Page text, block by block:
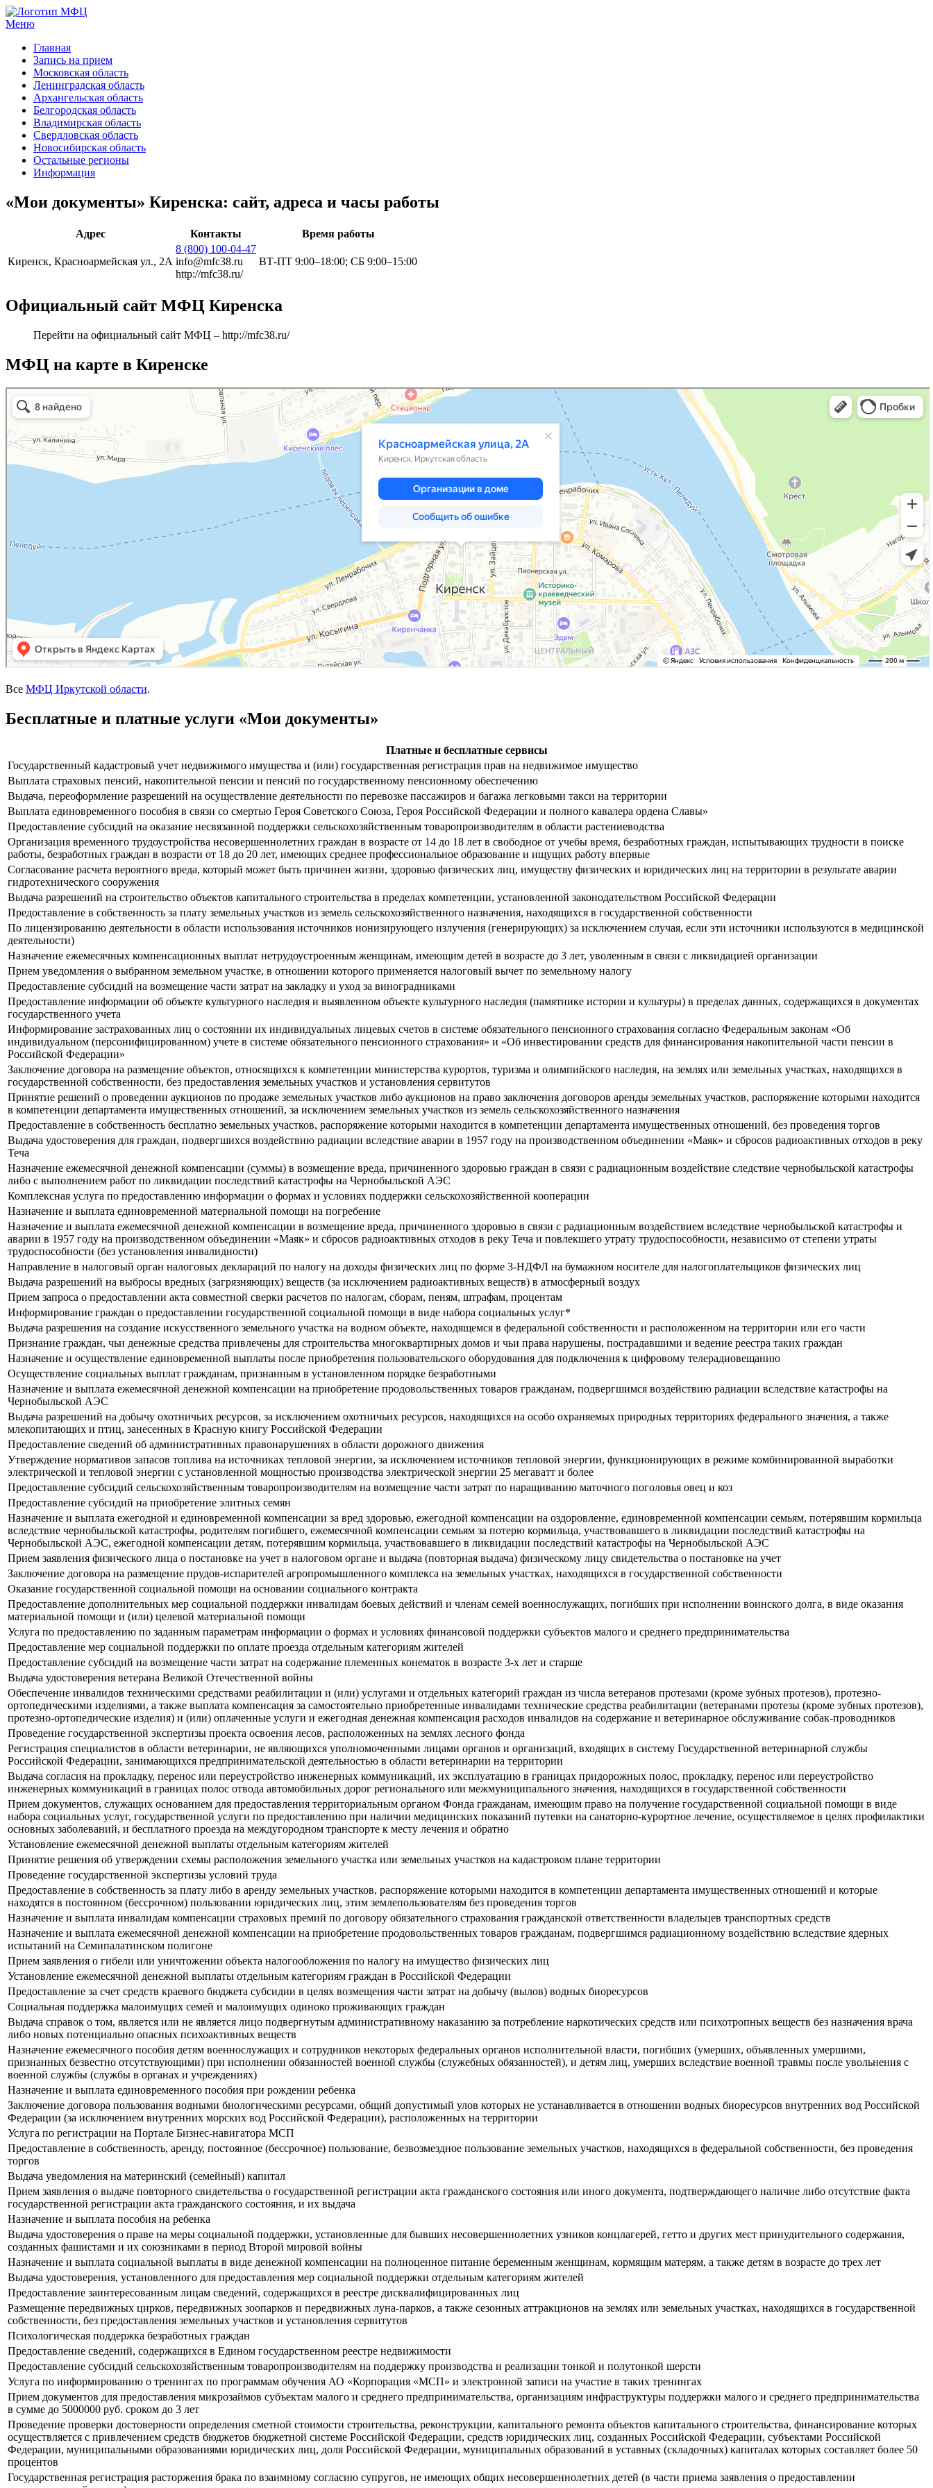
Меню
Главная
Запись на прием
Московская область
Ленинградская область
Архангельская область
Белгородская область
Владимирская область
Свердловская область
Новосибирская область
Остальные регионы
Информация
«Мои документы» Киренска: сайт, адреса и часы работы
Адрес Контакты Время работы
Киренск, Красноармейская ул., 2А
8 (800) 100-04-47
info@mfc38.ru
http://mfc38.ru/
ВТ-ПТ 9:00–18:00; СБ 9:00–15:00
Официальный сайт МФЦ Киренска
Перейти на официальный сайт МФЦ – http://mfc38.ru/
МФЦ на карте в Киренске
Все МФЦ Иркутской области.
Бесплатные и платные услуги «Мои документы»
Платные и бесплатные сервисы
Государственный кадастровый учет недвижимого имущества и (или) государственная регистрация прав на недвижимое имущество
Выплата страховых пенсий, накопительной пенсии и пенсий по государственному пенсионному обеспечению
Выдача, переоформление разрешений на осуществление деятельности по перевозке пассажиров и багажа легковыми такси на территории
Выплата единовременного пособия в связи со смертью Героя Советского Союза, Героя Российской Федерации и полного кавалера ордена Славы»
Предоставление субсидий на оказание несвязанной поддержки сельскохозяйственным товаропроизводителям в области растениеводства
Организация временного трудоустройства несовершеннолетних граждан в возрасте от 14 до 18 лет в свободное от учебы время, безработных граждан, испытывающих трудности в поиске
работы, безработных граждан в возрасти от 18 до 20 лет, имеющих среднее профессиональное образование и ищущих работу впервые
Согласование расчета вероятного вреда, который может быть причинен жизни, здоровью физических лиц, имуществу физических и юридических лиц на территории в результате аварии
гидротехнического сооружения
Выдача разрешений на строительство объектов капитального строительства в пределах компетенции, установленной законодательством Российской Федерации
Предоставление в собственность за плату земельных участков из земель сельскохозяйственного назначения, находящихся в государственной собственности
По лицензированию деятельности в области использования источников ионизирующего излучения (генерирующих) за исключением случая, если эти источники используются в медицинской
деятельности)
Назначение ежемесячных компенсационных выплат нетрудоустроенным женщинам, имеющим детей в возрасте до 3 лет, уволенным в связи с ликвидацией организации
Прием уведомления о выбранном земельном участке, в отношении которого применяется налоговый вычет по земельному налогу
Предоставление субсидий на возмещение части затрат на закладку и уход за виноградниками
Предоставление информации об объекте культурного наследия и выявленном объекте культурного наследия (памятнике истории и культуры) в пределах данных, содержащихся в документах
государственного учета
Информирование застрахованных лиц о состоянии их индивидуальных лицевых счетов в системе обязательного пенсионного страхования согласно Федеральным законам «Об
индивидуальном (персонифицированном) учете в системе обязательного пенсионного страхования» и «Об инвестировании средств для финансирования накопительной части пенсии в
Российской Федерации»
Заключение договора на размещение объектов, относящихся к компетенции министерства курортов, туризма и олимпийского наследия, на землях или земельных участках, находящихся в
государственной собственности, без предоставления земельных участков и установления сервитутов
Принятие решений о проведении аукционов по продаже земельных участков либо аукционов на право заключения договоров аренды земельных участков, распоряжение которыми находится
в компетенции департамента имущественных отношений, за исключением земельных участков из земель сельскохозяйственного назначения
Предоставление в собственность бесплатно земельных участков, распоряжение которыми находится в компетенции департамента имущественных отношений, без проведения торгов
Выдача удостоверения для граждан, подвергшихся воздействию радиации вследствие аварии в 1957 году на производственном объединении «Маяк» и сбросов радиоактивных отходов в реку
Теча
Назначение ежемесячной денежной компенсации (суммы) в возмещение вреда, причиненного здоровью граждан в связи с радиационным воздействие следствие чернобыльской катастрофы
либо с выполнением работ по ликвидации последствий катастрофы на Чернобыльской АЭС
Комплексная услуга по предоставлению информации о формах и условиях поддержки сельскохозяйственной кооперации
Назначение и выплата единовременной материальной помощи на погребение
Назначение и выплата ежемесячной денежной компенсации в возмещение вреда, причиненного здоровью в связи с радиационным воздействием вследствие чернобыльской катастрофы и
аварии в 1957 году на производственном объединении «Маяк» и сбросов радиоактивных отходов в реку Теча и повлекшего утрату трудоспособности, независимо от степени утраты
трудоспособности (без установления инвалидности)
Направление в налоговый орган налоговых деклараций по налогу на доходы физических лиц по форме 3-НДФЛ на бумажном носителе для налогоплательщиков физических лиц
Выдача разрешений на выбросы вредных (загрязняющих) веществ (за исключением радиоактивных веществ) в атмосферный воздух
Прием запроса о предоставлении акта совместной сверки расчетов по налогам, сборам, пеням, штрафам, процентам
Информирование граждан о предоставлении государственной социальной помощи в виде набора социальных услуг*
Выдача разрешения на создание искусственного земельного участка на водном объекте, находящемся в федеральной собственности и расположенном на территории или его части
Признание граждан, чьи денежные средства привлечены для строительства многоквартирных домов и чьи права нарушены, пострадавшими и ведение реестра таких граждан
Назначение и осуществление единовременной выплаты после приобретения пользовательского оборудования для подключения к цифровому телерадиовещанию
Осуществление социальных выплат гражданам, признанным в установленном порядке безработными
Назначение и выплата ежемесячной денежной компенсации на приобретение продовольственных товаров гражданам, подвергшимся воздействию радиации вследствие катастрофы на
Чернобыльской АЭС
Выдача разрешений на добычу охотничьих ресурсов, за исключением охотничьих ресурсов, находящихся на особо охраняемых природных территориях федерального значения, а также
млекопитающих и птиц, занесенных в Красную книгу Российской Федерации
Предоставление сведений об административных правонарушениях в области дорожного движения
Утверждение нормативов запасов топлива на источниках тепловой энергии, за исключением источников тепловой энергии, функционирующих в режиме комбинированной выработки
электрической и тепловой энергии с установленной мощностью производства электрической энергии 25 мегаватт и более
Предоставление субсидий сельскохозяйственным товаропроизводителям на возмещение части затрат по наращиванию маточного поголовья овец и коз
Предоставление субсидий на приобретение элитных семян
Назначение и выплата ежегодной и единовременной компенсации за вред здоровью, ежегодной компенсации на оздоровление, единовременной компенсации семьям, потерявшим кормильца
вследствие чернобыльской катастрофы, родителям погибшего, ежемесячной компенсации семьям за потерю кормильца, участвовавшего в ликвидации последствий катастрофы на
Чернобыльской АЭС, ежегодной компенсации детям, потерявшим кормильца, участвовавшего в ликвидации последствий катастрофы на Чернобыльской АЭС
Прием заявления физического лица о постановке на учет в налоговом органе и выдача (повторная выдача) физическому лицу свидетельства о постановке на учет
Заключение договора на размещение прудов-испарителей агропромышленного комплекса на земельных участках, находящихся в государственной собственности
Оказание государственной социальной помощи на основании социального контракта
Предоставление дополнительных мер социальной поддержки инвалидам боевых действий и членам семей военнослужащих, погибших при исполнении воинского долга, в виде оказания
материальной помощи и (или) целевой материальной помощи
Услуга по предоставлению по заданным параметрам информации о формах и условиях финансовой поддержки субъектов малого и среднего предпринимательства
Предоставление мер социальной поддержки по оплате проезда отдельным категориям жителей
Предоставление субсидий на возмещение части затрат на содержание племенных конематок в возрасте 3-х лет и старше
Выдача удостоверения ветерана Великой Отечественной войны
Обеспечение инвалидов техническими средствами реабилитации и (или) услугами и отдельных категорий граждан из числа ветеранов протезами (кроме зубных протезов), протезно-
ортопедическими изделиями, а также выплата компенсация за самостоятельно приобретенные инвалидами технические средства реабилитации (ветеранами протезы (кроме зубных протезов),
протезно-ортопедические изделия) и (или) оплаченные услуги и ежегодная денежная компенсация расходов инвалидов на содержание и ветеринарное обслуживание собак-проводников
Проведение государственной экспертизы проекта освоения лесов, расположенных на землях лесного фонда
Регистрация специалистов в области ветеринарии, не являющихся уполномоченными лицами органов и организаций, входящих в систему Государственной ветеринарной службы
Российской Федерации, занимающихся предпринимательской деятельностью в области ветеринарии на территории
Выдача согласия на прокладку, перенос или переустройство инженерных коммуникаций, их эксплуатацию в границах придорожных полос, прокладку, перенос или переустройство
инженерных коммуникаций в границах полос отвода автомобильных дорог регионального или межмуниципального значения, находящихся в государственной собственности
Прием документов, служащих основанием для предоставления территориальным органом Фонда гражданам, имеющим право на получение государственной социальной помощи в виде
набора социальных услуг, государственной услуги по предоставлению при наличии медицинских показаний путевки на санаторно-курортное лечение, осуществляемое в целях профилактики
основных заболеваний, и бесплатного проезда на междугородном транспорте к месту лечения и обратно
Установление ежемесячной денежной выплаты отдельным категориям жителей
Принятие решения об утверждении схемы расположения земельного участка или земельных участков на кадастровом плане территории
Проведение государственной экспертизы условий труда
Предоставление в собственность за плату либо в аренду земельных участков, распоряжение которыми находится в компетенции департамента имущественных отношений и которые
находятся в постоянном (бессрочном) пользовании юридических лиц, этим землепользователям без проведения торгов
Назначение и выплата инвалидам компенсации страховых премий по договору обязательного страхования гражданской ответственности владельцев транспортных средств
Назначение и выплата ежемесячной денежной компенсации на приобретение продовольственных товаров гражданам, подвергшимся радиационному воздействию вследствие ядерных
испытаний на Семипалатинском полигоне
Прием заявления о гибели или уничтожении объекта налогообложения по налогу на имущество физических лиц
Установление ежемесячной денежной выплаты отдельным категориям граждан в Российской Федерации
Предоставление за счет средств краевого бюджета субсидии в целях возмещения части затрат на добычу (вылов) водных биоресурсов
Социальная поддержка малоимущих семей и малоимущих одиноко проживающих граждан
Выдача справок о том, является или не является лицо подвергнутым административному наказанию за потребление наркотических средств или психотропных веществ без назначения врача
либо новых потенциально опасных психоактивных веществ
Назначение ежемесячного пособия детям военнослужащих и сотрудников некоторых федеральных органов исполнительной власти, погибших (умерших, объявленных умершими,
признанных безвестно отсутствующими) при исполнении обязанностей военной службы (служебных обязанностей), и детям лиц, умерших вследствие военной травмы после увольнения с
военной службы (службы в органах и учреждениях)
Назначение и выплата единовременного пособия при рождении ребенка
Заключение договора пользования водными биологическими ресурсами, общий допустимый улов которых не устанавливается в отношении водных биоресурсов внутренних вод Российской
Федерации (за исключением внутренних морских вод Российской Федерации), расположенных на территории
Услуга по регистрации на Портале Бизнес-навигатора МСП
Предоставление в собственность, аренду, постоянное (бессрочное) пользование, безвозмездное пользование земельных участков, находящихся в федеральной собственности, без проведения
торгов
Выдача уведомления на материнский (семейный) капитал
Прием заявления о выдаче повторного свидетельства о государственной регистрации акта гражданского состояния или иного документа, подтверждающего наличие либо отсутствие факта
государственной регистрации акта гражданского состояния, и их выдача
Назначение и выплата пособия на ребенка
Выдача удостоверения о праве на меры социальной поддержки, установленные для бывших несовершеннолетних узников концлагерей, гетто и других мест принудительного содержания,
созданных фашистами и их союзниками в период Второй мировой войны
Назначение и выплата социальной выплаты в виде денежной компенсации на полноценное питание беременным женщинам, кормящим матерям, а также детям в возрасте до трех лет
Выдача удостоверения, установленного для предоставления мер социальной поддержки отдельным категориям жителей
Предоставление заинтересованным лицам сведений, содержащихся в реестре дисквалифицированных лиц
Размещение передвижных цирков, передвижных зоопарков и передвижных луна-парков, а также сезонных аттракционов на землях или земельных участках, находящихся в государственной
собственности, без предоставления земельных участков и установления сервитутов
Психологическая поддержка безработных граждан
Предоставление сведений, содержащихся в Едином государственном реестре недвижимости
Предоставление субсидий сельскохозяйственным товаропроизводителям на поддержку производства и реализации тонкой и полутонкой шерсти
Услуга по информированию о тренингах по программам обучения АО «Корпорация «МСП» и электронной записи на участие в таких тренингах
Прием документов для предоставления микрозаймов субъектам малого и среднего предпринимательства, организациям инфраструктуры поддержки малого и среднего предпринимательства
в сумме до 5000000 руб. сроком до 3 лет
Проведение проверки достоверности определения сметной стоимости строительства, реконструкции, капитального ремонта объектов капитального строительства, финансирование которых
осуществляется с привлечением средств бюджетов бюджетной системе Российской Федерации, средств юридических лиц, созданных Российской Федерации, субъектами Российской
Федерации, муниципальными образованиями юридических лиц, доля Российской Федерации, муниципальных образований в уставных (складочных) капиталах которых составляет более 50
процентов
Государственная регистрация расторжения брака по взаимному согласию супругов, не имеющих общих несовершеннолетних детей (в части приема заявления о предоставлении